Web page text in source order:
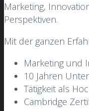
Marketing,
Perspektiven.
Mit der ganzen
Marketing und
10 Jahren
Tätigkeit als
Cambridge